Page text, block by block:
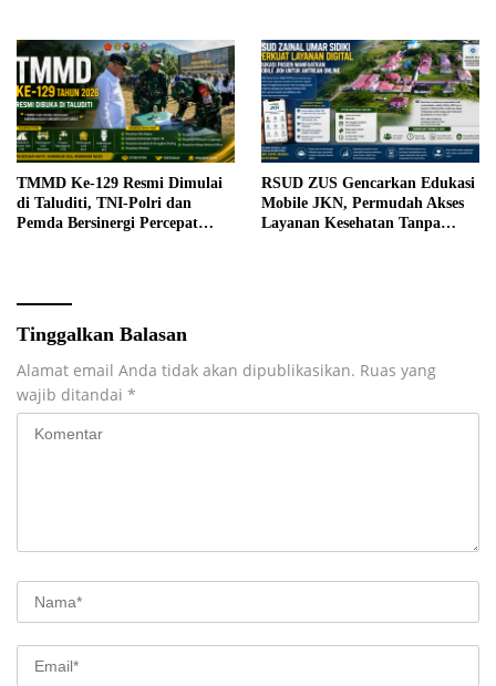
TMMD Ke-129 Resmi Dimulai
di Taluditi, TNI-Polri dan
Pemda Bersinergi Percepat
RSUD ZUS Gencarkan Edukasi
Mobile JKN, Permudah Akses
Layanan Kesehatan Tanpa
Tinggalkan Balasan
Alamat email Anda tidak akan dipublikasikan. Ruas yang
wajib ditandai *